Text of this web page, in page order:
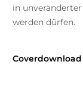
in
werden dürfen.
Coverdownload